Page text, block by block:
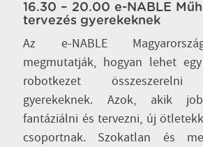
16.30 – 20.00 e-NABLE
tervezés gyerekeknek
Az e-NABLE
megmutatják, hogyan lehet
robotkezet összeszerelni
gyerekeknek. Azok, akik
fantáziálni és tervezni, új
csoportnak. Szokatlan és